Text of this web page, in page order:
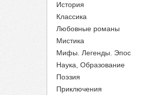
История
Классика
Любовные романы
Мистика
Мифы. Легенды. Эпос
Наука, Образование
Поэзия
Приключения